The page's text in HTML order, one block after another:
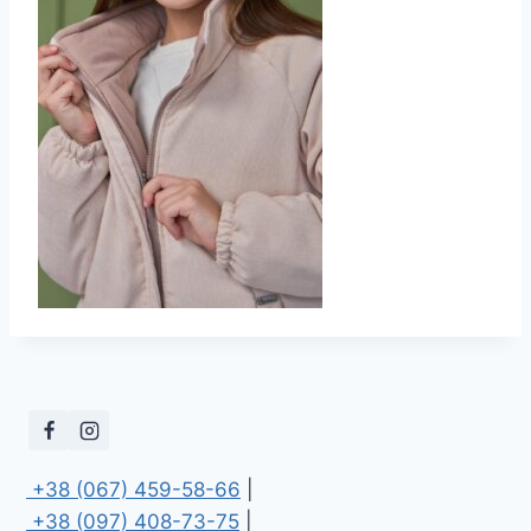
+38 (067) 459-58-66
+38 (097) 408-73-75